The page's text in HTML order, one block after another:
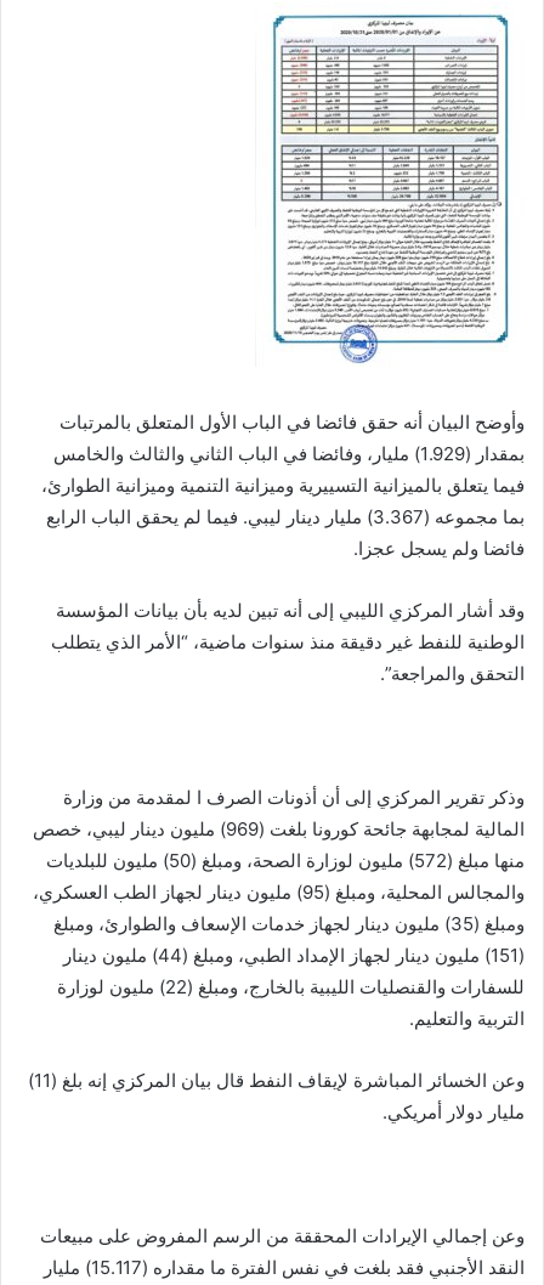
وأوضح البيان أنه حقق فائضا في الباب الأول المتعلق بالمرتبات
بمقدار (1.929) مليار، وفائضا في الباب الثاني والثالث والخامس
فيما يتعلق بالميزانية التسييرية وميزانية التنمية وميزانية الطوارئ،
بما مجموعه (3.367) مليار دينار ليبي. فيما لم يحقق الباب الرابع
فائضا ولم يسجل عجزا.
وقد أشار المركزي الليبي إلى أنه تبين لديه بأن بيانات المؤسسة
الوطنية للنفط غير دقيقة منذ سنوات ماضية، “الأمر الذي يتطلب
التحقق والمراجعة”.
وذكر تقرير المركزي إلى أن أذونات الصرف ا لمقدمة من وزارة
المالية لمجابهة جائحة كورونا بلغت (969) مليون دينار ليبي، خصص
منها مبلغ (572) مليون لوزارة الصحة، ومبلغ (50) مليون للبلديات
والمجالس المحلية، ومبلغ (95) مليون دينار لجهاز الطب العسكري،
ومبلغ (35) مليون دينار لجهاز خدمات الإسعاف والطوارئ، ومبلغ
(151) مليون دينار لجهاز الإمداد الطبي، ومبلغ (44) مليون دينار
للسفارات والقنصليات الليبية بالخارج، ومبلغ (22) مليون لوزارة
التربية والتعليم.
وعن الخسائر المباشرة لإيقاف النفط قال بيان المركزي إنه بلغ (11)
مليار دولار أمريكي.
وعن إجمالي الإيرادات المحققة من الرسم المفروض على مبيعات
النقد الأجنبي فقد بلغت في نفس الفترة ما مقداره (15.117) مليار